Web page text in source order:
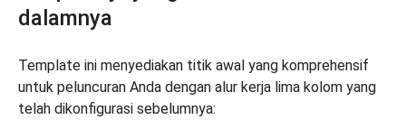
dalamnya
Template ini menyediakan titik awal yang komprehensif
untuk peluncuran Anda dengan alur kerja lima kolom yang
telah dikonfigurasi sebelumnya: